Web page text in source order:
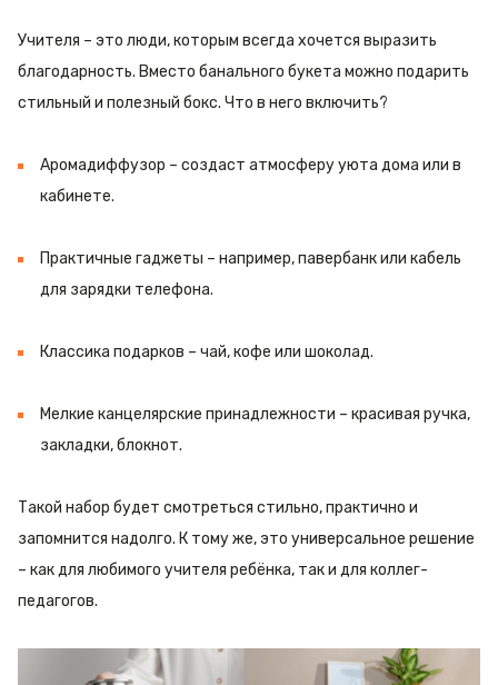
Учителя – это люди, которым всегда хочется выразить
благодарность. Вместо банального букета можно подарить
стильный и полезный бокс. Что в него включить?
Аромадиффузор – создаст атмосферу уюта дома или в
кабинете.
Практичные гаджеты – например, павербанк или кабель
для зарядки телефона.
Классика подарков – чай, кофе или шоколад.
Мелкие канцелярские принадлежности – красивая ручка,
закладки, блокнот.
Такой набор будет смотреться стильно, практично и
запомнится надолго. К тому же, это универсальное решение
– как для любимого учителя ребёнка, так и для коллег-
педагогов.